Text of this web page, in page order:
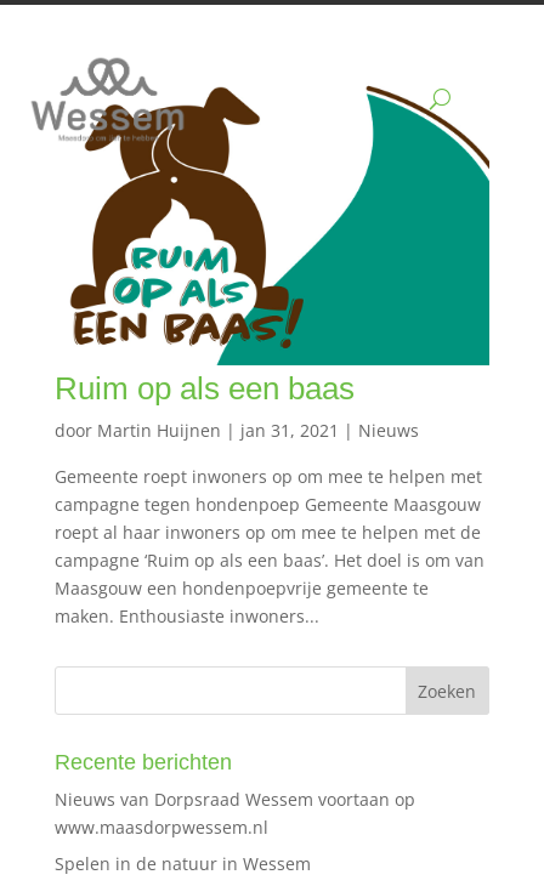
Ruim op als een baas
door Martin Huijnen | jan 31, 2021 | Nieuws
Gemeente roept inwoners op om mee te helpen met
campagne tegen hondenpoep Gemeente Maasgouw
roept al haar inwoners op om mee te helpen met de
campagne ‘Ruim op als een baas’. Het doel is om van
Maasgouw een hondenpoepvrije gemeente te
maken. Enthousiaste inwoners...
Recente berichten
Nieuws van Dorpsraad Wessem voortaan op
www.maasdorpwessem.nl
Spelen in de natuur in Wessem